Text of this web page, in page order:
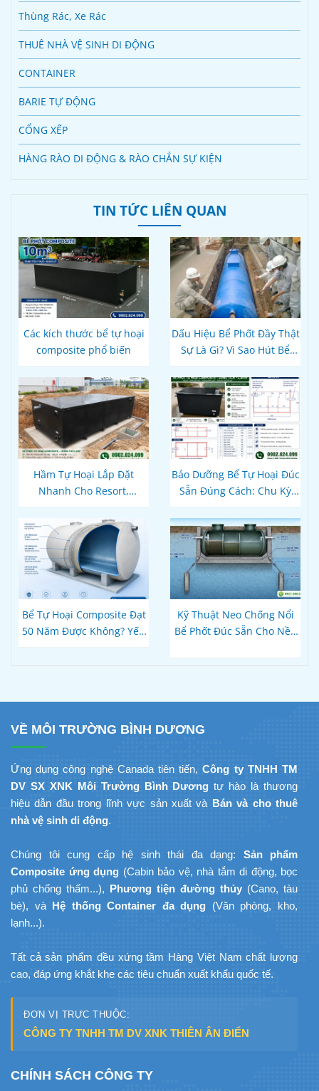
Thùng Rác, Xe Rác
THUÊ NHÀ VỆ SINH DI ĐỘNG
CONTAINER
BARIE TỰ ĐỘNG
CỔNG XẾP
HÀNG RÀO DI ĐỘNG & RÀO CHẮN SỰ KIỆN
TIN TỨC LIÊN QUAN
Các kích thước bể tự hoại
composite phổ biến
Dấu Hiệu Bể Phốt Đầy Thật
Sự Là Gì? Vì Sao Hút Bể
Chậm?
Hầm Tự Hoại Lắp Đặt
Nhanh Cho Resort,
Giang: Giải Pháp
Composite Đúc Sẵn Tối Ưu
Tiến Độ Du Lịch
Bảo Dưỡng Bể Tự Hoại Đúc
Sẵn Đúng Cách: Chu Kỳ
Dùng Vi Sinh Để Không
Bao Giờ Tắc
Bể Tự Hoại Composite Đạt
50 Năm Được Không? Yếu
Thực Tế
Kỹ Thuật Neo Chống Nổi
Bể Phốt Đúc Sẵn Cho Nền
Nước — Đai Bê Tông & Bản
VỀ MÔI TRƯỜNG BÌNH DƯƠNG
Ứng dụng công nghệ Canada tiên tiến,Công ty TNHH TM
DV SX XNK Môi Trường Bình Dương tự hào là thương
hiệu dẫn đầu trong lĩnh vực sản xuất và Bán và cho thuê
nhà vệ sinh di động.
Chúng tôi cung cấp hệ sinh thái đa dạng: Sản phẩm
Composite ứng dụng (Cabin bảo vệ, nhà tắm di động, bọc
phủ chống thấm...), Phương tiện đường thủy (Cano, tàu
bè), và Hệ thống Container đa dụng (Văn phòng, kho,
lạnh...).
Tất cả sản phẩm đều xứng tầm Hàng Việt Nam chất lượng
cao, đáp ứng khắt khe các tiêu chuẩn xuất khẩu quốc tế.
ĐƠN VỊ TRỰC THUỘC:
CÔNG TY TNHH TM DV XNK THIÊN ÂN ĐIỂN
CHÍNH SÁCH CÔNG TY